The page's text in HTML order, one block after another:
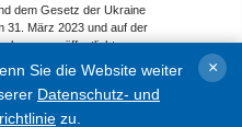
dem Gesetz der Ukraine
31. März 2023 und auf der
veröffentlicht.
Medien-ID R40-01421.
sind geschützt.
Sie die Website weiter
Datenschutz- und
zu.
×